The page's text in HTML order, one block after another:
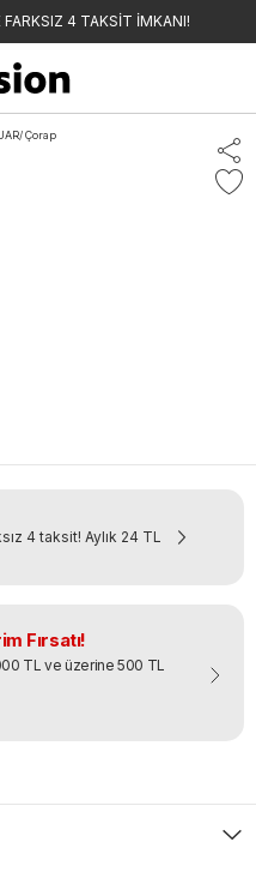
4 TAKSİT İMKANI!
/ Çorap
4 taksit! Aylık 24 TL
Fırsatı!
TL ve üzerine 500 TL